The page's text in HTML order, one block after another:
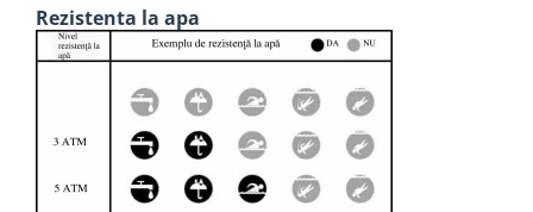
Rezistenta la apa